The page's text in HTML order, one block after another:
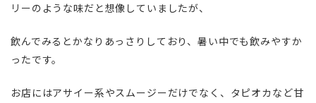
リーのような味だと想像していましたが、
飲んでみるとかなりあっさりしており、暑い中でも飲みやすか
ったです。
お店にはアサイー系やスムージーだけでなく、タピオカなど甘